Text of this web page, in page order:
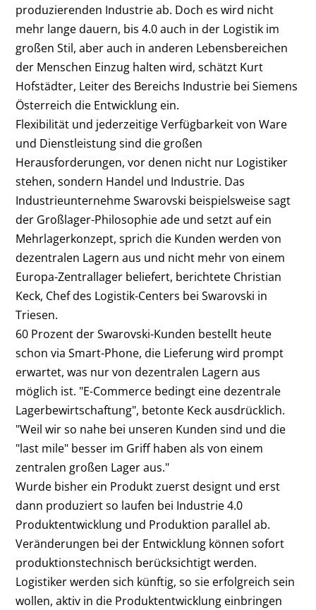
produzierenden Industrie ab. Doch es wird nicht
mehr lange dauern, bis 4.0 auch in der Logistik im
großen Stil, aber auch in anderen Lebensbereichen
der Menschen Einzug halten wird, schätzt Kurt
Hofstädter, Leiter des Bereichs Industrie bei Siemens
Österreich die Entwicklung ein.
Flexibilität und jederzeitige Verfügbarkeit von Ware
und Dienstleistung sind die großen
Herausforderungen, vor denen nicht nur Logistiker
stehen, sondern Handel und Industrie. Das
Industrieunternehme Swarovski beispielsweise sagt
der Großlager-Philosophie ade und setzt auf ein
Mehrlagerkonzept, sprich die Kunden werden von
dezentralen Lagern aus und nicht mehr von einem
Europa-Zentrallager beliefert, berichtete Christian
Keck, Chef des Logistik-Centers bei Swarovski in
Triesen.
60 Prozent der Swarovski-Kunden bestellt heute
schon via Smart-Phone, die Lieferung wird prompt
erwartet, was nur von dezentralen Lagern aus
möglich ist. "E-Commerce bedingt eine dezentrale
Lagerbewirtschaftung", betonte Keck ausdrücklich.
"Weil wir so nahe bei unseren Kunden sind und die
"last mile" besser im Griff haben als von einem
zentralen großen Lager aus."
Wurde bisher ein Produkt zuerst designt und erst
dann produziert so laufen bei Industrie 4.0
Produktentwicklung und Produktion parallel ab.
Veränderungen bei der Entwicklung können sofort
produktionstechnisch berücksichtigt werden.
Logistiker werden sich künftig, so sie erfolgreich sein
wollen, aktiv in die Produktentwicklung einbringen